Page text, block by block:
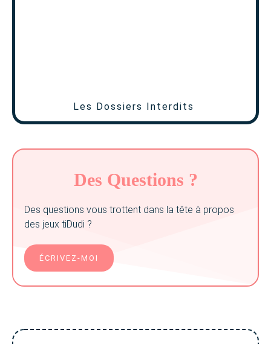
Les Dossiers Interdits
Des Questions ?
Des questions vous trottent dans la tête à propos
des jeux tiDudi ?
ÉCRIVEZ-MOI